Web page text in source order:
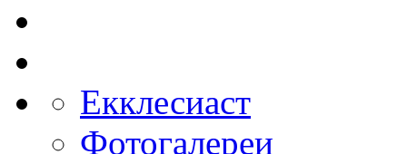
Екклесиаст
Фотогалереи